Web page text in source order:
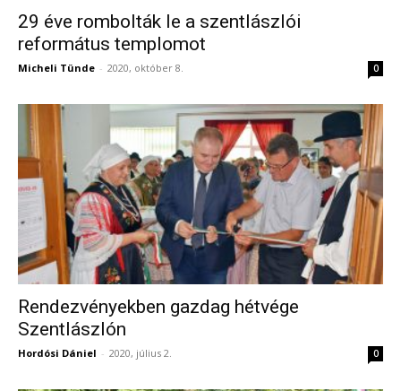
29 éve rombolták le a szentlászlói
református templomot
Micheli Tünde - 2020, október 8. 0
Rendezvényekben gazdag hétvége
Szentlászlón
Hordósi Dániel - 2020, július 2. 0